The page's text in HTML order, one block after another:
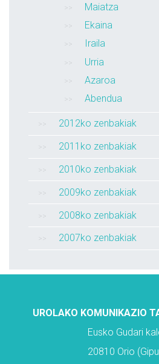
Maiatza
Ekaina
Iraila
Urria
Azaroa
Abendua
2012ko zenbakiak
2011ko zenbakiak
2010ko zenbakiak
2009ko zenbakiak
2008ko zenbakiak
2007ko zenbakiak
UROLAKO KOMUNIKAZIO
Eusko Gudari
20810 Orio